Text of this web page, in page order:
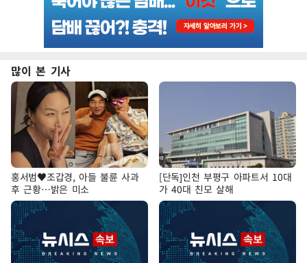
많이 본 기사
홍서범♥조갑경, 아들 불륜 사과
후 근황…밝은 미소
[단독]인천 부평구 아파트서 10대
가 40대 친모 살해